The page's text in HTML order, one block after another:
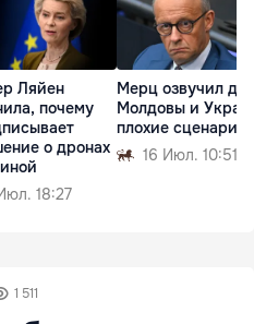
Ляйен
почему
о дронах
18:27
Мерц озвучил для
Молдовы и
плохие сценарии
16 Июл. 10:51
1 511